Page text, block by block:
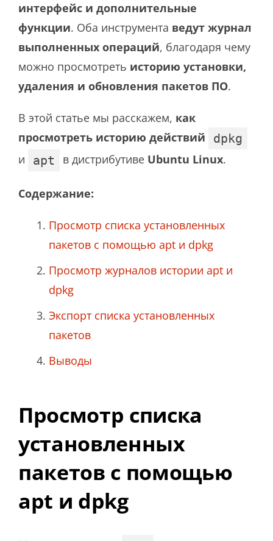
интерфейс и дополнительные
функции. Оба инструмента ведут журнал
выполненных операций, благодаря чему
можно просмотреть историю установки,
удаления и обновления пакетов ПО.
В этой статье мы расскажем, как
просмотреть историю действий
dpkg
и
apt в дистрибутиве Ubuntu Linux.
Содержание:
Просмотр списка установленных
пакетов с помощью apt и dpkg
Просмотр журналов истории apt и
dpkg
Экспорт списка установленных
пакетов
Выводы
Просмотр списка
установленных
пакетов с помощью
apt и dpkg